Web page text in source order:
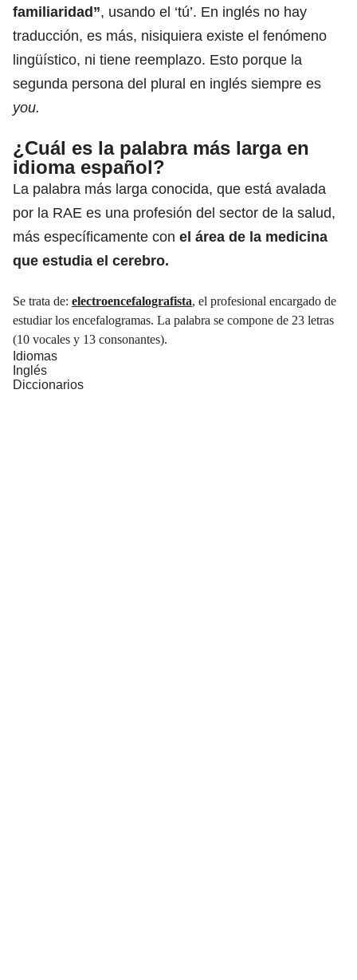
familiaridad”, usando el ‘tú’. En inglés no hay
traducción, es más, nisiquiera existe el fenómeno
lingüístico, ni tiene reemplazo. Esto porque la
segunda persona del plural en inglés siempre es
you.
¿Cuál es la palabra más larga en
idioma español?
La palabra más larga conocida, que está avalada
por la RAE es una profesión del sector de la salud,
más específicamente con el área de la medicina
que estudia el cerebro.
Se trata de: electroencefalografista, el profesional encargado de
estudiar los encefalogramas. La palabra se compone de 23 letras
(10 vocales y 13 consonantes).
Idiomas
Inglés
Diccionarios